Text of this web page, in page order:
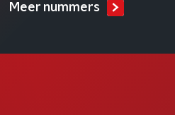
Meer nummers